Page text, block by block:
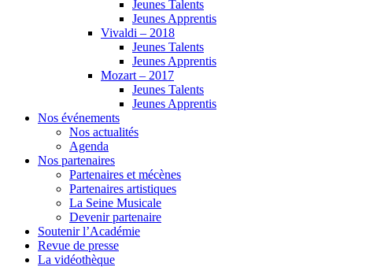
Jeunes Talents
Jeunes Apprentis
Vivaldi – 2018
Jeunes Talents
Jeunes Apprentis
Mozart – 2017
Jeunes Talents
Jeunes Apprentis
Nos événements
Nos actualités
Agenda
Nos partenaires
Partenaires et mécènes
Partenaires artistiques
La Seine Musicale
Devenir partenaire
Soutenir l’Académie
Revue de presse
La vidéothèque